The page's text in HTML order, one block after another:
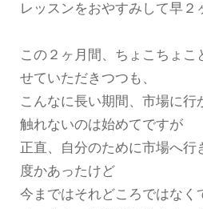
レッスンをおやすみして早２
この２ヶ月間、ちょこちょこ
せていただきつつも、
こんなに長い期間、市場に行
触れないのは始めてですが
正直、自分のために市場へ
度かあったけど
今まではそれどころではなく